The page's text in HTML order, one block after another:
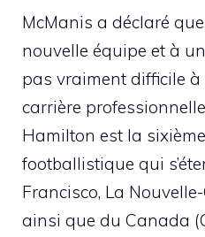
McManis a déclaré
nouvelle équipe et à
pas vraiment difficile à
carrière
Hamilton est la
footballistique qui
Francisco, La
ainsi que du Canada